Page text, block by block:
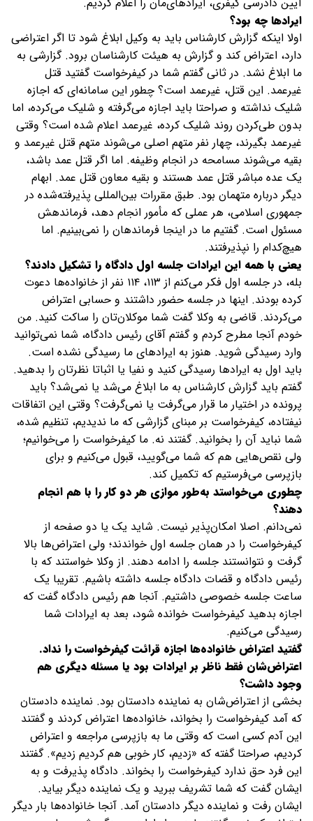
ایرادها چه بود؟
اولا اینکه گزارش کارشناس باید به وکیل ابلاغ شود تا اگر اعتراضی
دارد، اعتراض کند و گزارش به هیئت کارشناسان برود. گزارشی به
ما ابلاغ نشد. در ثانی گفتم شما در کیفرخواست گفتید قتل
غیرعمد. این قتل، غیر‌عمد است؟ چطور این سامانه‌ای که اجازه
شلیک نداشته و صراحتا باید اجازه می‌گرفته و شلیک می‌کرده، اما
بدون طی‌کردن روند شلیک کرده، غیرعمد اعلام شده است؟ وقتی
غیرعمد بگیرند، چهار نفر متهم اصلی می‌شوند متهم قتل غیرعمد و
بقیه می‌شوند مسامحه در انجام وظیفه. اما اگر قتل عمد باشد،
یک عده مباشر قتل عمد هستند و بقیه معاون قتل عمد. ابهام
دیگر درباره متهمان بود. طبق مقررات بین‌المللی پذیرفته‌شده در
جمهوری اسلامی، هر عملی که مأمور انجام دهد، فرماندهش
مسئول است. گفتیم ما در اینجا فرماندهان را نمی‌بینیم. اما
هیچ‌کدام را نپذیرفتند.
یعنی با همه این ایرادات جلسه اول دادگاه را تشکیل دادند؟
بله، در جلسه‌ اول فکر می‌کنم از ۱۱۳، ۱۱۴ نفر از خانواده‌ها دعوت
کرده بودند. اینها در جلسه حضور داشتند و حسابی اعتراض
می‌کردند. قاضی به وکلا گفت شما موکلان‌تان را ساکت کنید. من
خودم آنجا مطرح کردم و گفتم آقای رئیس دادگاه، شما نمی‌توانید
وارد رسیدگی شوید. هنوز به ایرادهای ما رسیدگی نشده است.
باید اول به ایرادها رسیدگی کنید و نفیا یا اثباتا نظرتان را بدهید.
گفتم باید گزارش کارشناس به ما ابلاغ می‌شد یا نمی‌شد؟ باید
پرونده در اختیار ما قرار می‌گرفت یا نمی‌گرفت؟ وقتی این اتفاقات
نیفتاده، کیفرخواست بر مبنای گزارشی که ما ندیدیم، تنظیم شده،
شما نباید آن را بخوانید. گفتند نه. ما کیفرخواست را می‌خوانیم؛
ولی نقص‌هایی هم که شما می‌گویید، قبول می‌کنیم و برای
بازپرسی می‌فرستیم که تکمیل کند.
چطوری می‌خواستد به‌طور موازی هر دو کار را با هم انجام
دهند؟
نمی‌دانم. اصلا امکان‌پذیر نیست. شاید یک یا دو صفحه از
کیفرخواست را در همان جلسه اول خواندند؛ ولی اعتراض‌ها بالا
گرفت و نتوانستند جلسه را ادامه دهند. از وکلا خواستند که با
رئیس دادگاه و قضات دادگاه جلسه داشته باشیم. تقریبا یک
ساعت جلسه خصوصی داشتیم. آنجا هم رئیس دادگاه گفت که
اجازه بدهید کیفرخواست خوانده شود، بعد به ایرادات شما
رسیدگی می‌کنیم.
گفتید اعتراض خانواده‌ها اجازه قرائت کیفرخواست را نداد.
اعتراض‌شان فقط ناظر بر ایرادات بود یا مسئله دیگری هم
وجود داشت؟
بخشی از اعتراض‌شان به نماینده دادستان بود. نماینده دادستان
که آمد کیفرخواست را بخواند، خانواده‌ها اعتراض کردند و گفتند
این آدم کسی است که وقتی ما به بازپرسی مراجعه و اعتراض
کردیم، صراحتا گفته که «زدیم، کار خوبی هم کردیم زدیم». گفتند
این فرد حق ندارد کیفرخواست را بخواند. دادگاه پذیرفت و به
ایشان گفت که شما تشریف ببرید و یک نماینده دیگر بیاید.
ایشان رفت و نماینده دیگر دادستان آمد. آنجا خانواده‌ها بار دیگر